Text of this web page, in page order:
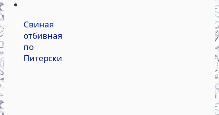
Свиная
отбивная
по
Питерски